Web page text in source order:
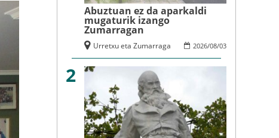
Abuztuan ez da aparkaldi
mugaturik izango
Zumarragan
2026/08/03
Urretxu eta Zumarraga
2